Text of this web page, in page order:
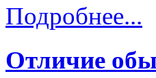
Подробнее...
Отличие